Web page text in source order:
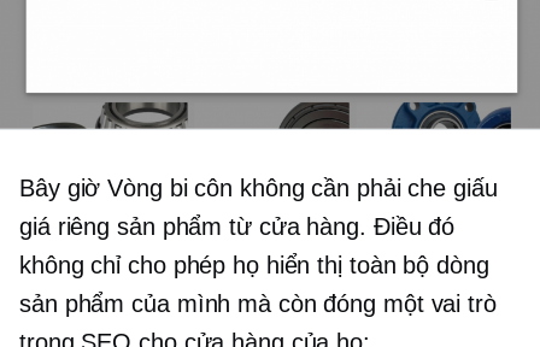
Bây giờ Vòng bi côn không cần phải che giấu
giá riêng sản phẩm từ cửa hàng. Điều đó
không chỉ cho phép họ hiển thị toàn bộ dòng
sản phẩm của mình mà còn đóng một vai trò